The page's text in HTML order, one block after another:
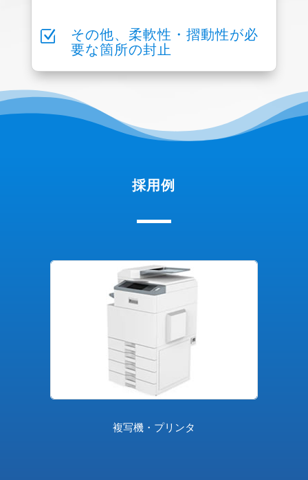
Z
その他、柔軟性・摺動性が必
要な箇所の封止
採用例
複写機・プリンタ